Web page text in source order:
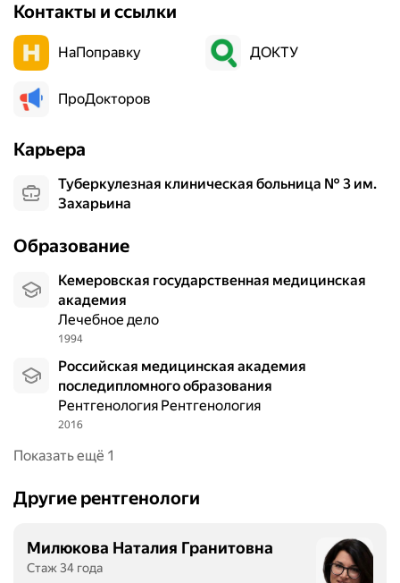
Контакты и ссылки
НаПоправку ДОКТУ
ПроДокторов
Карьера
Туберкулезная клиническая больница № 3 им.
Захарьина
Образование
Кемеровская государственная медицинская
академия
Лечебное дело
1994
Российская медицинская академия
последипломного образования
Рентгенология Рентгенология
2016
Показать ещё 1
Другие рентгенологи
Милюкова Наталия Гранитовна
Стаж 34 года